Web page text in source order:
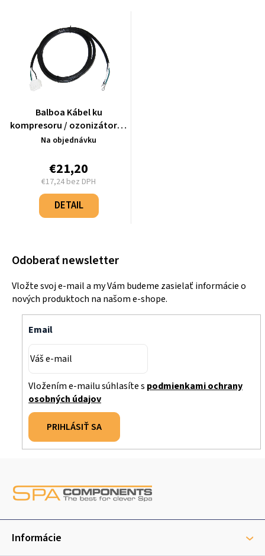
Balboa Kábel ku
kompresoru / ozonizátoru -
200 cm - 40-1695
Na objednávku
€21,20
€17,24 bez DPH
Jednotková
cena:
DETAIL
Odoberať newsletter
Vložte svoj e-mail a my Vám budeme zasielať informácie o
nových produktoch na našom e-shope.
Email
Vložením e-mailu súhlasíte s podmienkami ochrany
osobných údajov
PRIHLÁSIŤ SA
ä
Informácie